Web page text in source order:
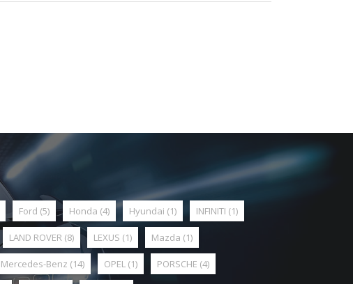
Ford (5) Honda (4) Hyundai (1) INFINITI (1)
LAND ROVER (8) LEXUS (1) Mazda (1)
Mercedes-Benz (14) OPEL (1) PORSCHE (4)